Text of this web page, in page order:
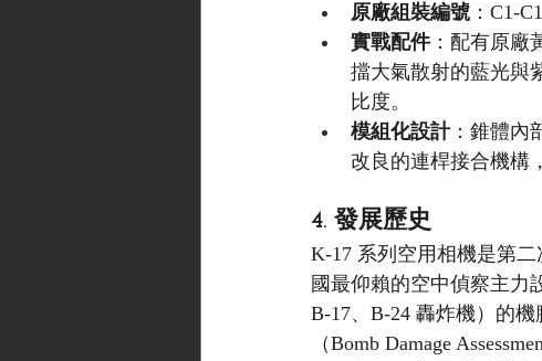
原廠組裝編號 ：C1-
實戰配件：配有原廠
擋大氣散射的藍光與
比度。
模組化設計：錐體內
改良的連桿接合機構
4. 發展歷史
K-17 系列空用相機是第
國最仰賴的空中偵察主力
B-17、B-24 轟炸機）的
（Bomb Damage